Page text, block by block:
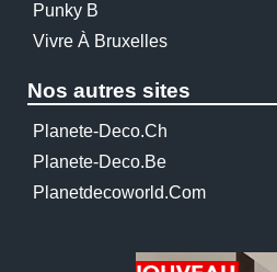
Punky B
Vivre À Bruxelles
Nos autres sites
Planete-Deco.ch
Planete-Deco.be
Planetdecoworld.com